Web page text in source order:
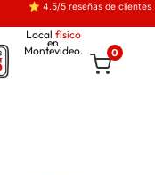
⭐ 4.5/5 reseñas de clientes
Local físico
en
Montevideo. 0